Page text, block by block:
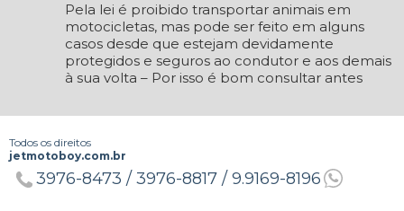
Pela lei é proibido transportar animais em
motocicletas, mas pode ser feito em alguns
casos desde que estejam devidamente
protegidos e seguros ao condutor e aos demais
à sua volta – Por isso é bom consultar antes
Todos os direitos
jetmotoboy.com.br
3976-8473 / 3976-8817 / 9.9169-8196